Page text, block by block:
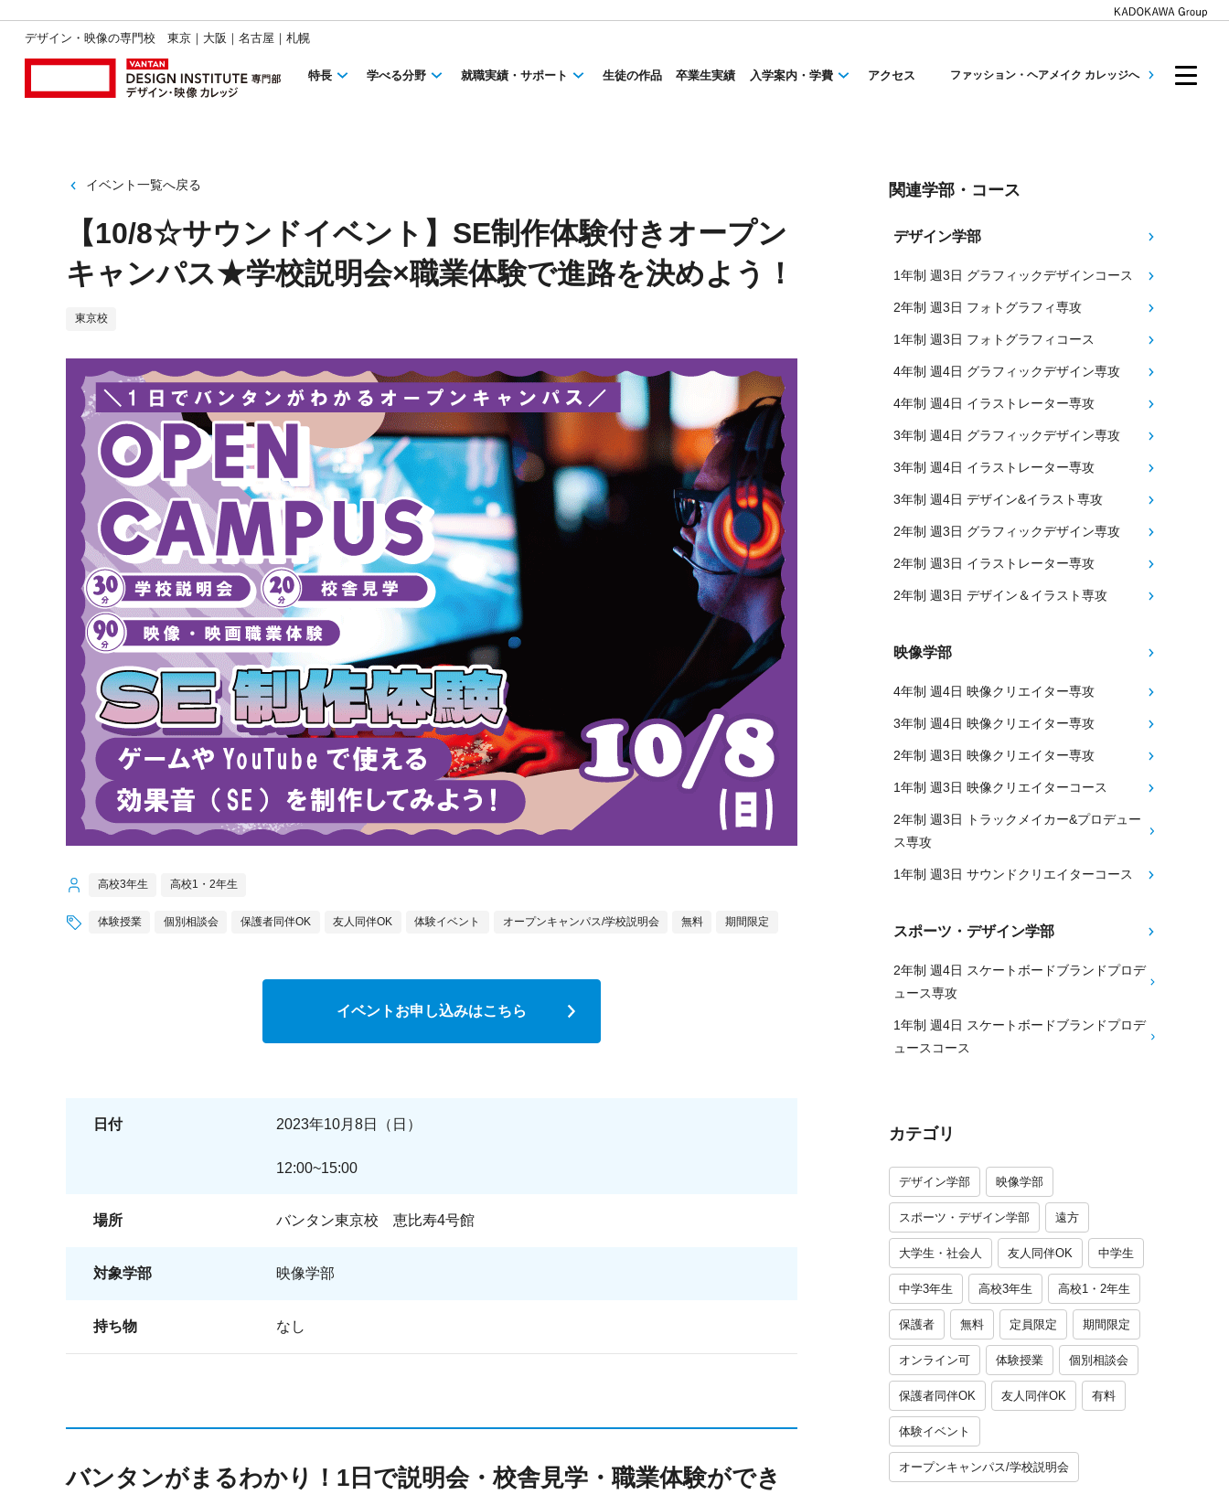
デザイン・映像の専門校 東京｜大阪｜名古屋｜札幌
特長 学べる分野 就職実績・サポート 生徒の作品 卒業生実績 入学案内・学費 アクセス ファッション・ヘアメイク カレッジへ
イベント一覧へ戻る
【10/8☆サウンドイベント】SE制作体験付きオープン
キャンパス★学校説明会×職業体験で進路を決めよう！
東京校
高校3年生 高校1・2年生
体験授業 個別相談会 保護者同伴OK 友人同伴OK 体験イベント オープンキャンパス/学校説明会 無料 期間限定
イベントお申し込みはこちら
日付 2023年10月8日（日）
12:00~15:00
場所 バンタン東京校 恵比寿4号館
対象学部 映像学部
持ち物 なし
バンタンがまるわかり！1日で説明会・校舎見学・職業体験ができ
関連学部・コース
デザイン学部
1年制 週3日 グラフィックデザインコース
2年制 週3日 フォトグラフィ専攻
1年制 週3日 フォトグラフィコース
4年制 週4日 グラフィックデザイン専攻
4年制 週4日 イラストレーター専攻
3年制 週4日 グラフィックデザイン専攻
3年制 週4日 イラストレーター専攻
3年制 週4日 デザイン&イラスト専攻
2年制 週3日 グラフィックデザイン専攻
2年制 週3日 イラストレーター専攻
2年制 週3日 デザイン＆イラスト専攻
映像学部
4年制 週4日 映像クリエイター専攻
3年制 週4日 映像クリエイター専攻
2年制 週3日 映像クリエイター専攻
1年制 週3日 映像クリエイターコース
2年制 週3日 トラックメイカー&プロデュー
ス専攻
1年制 週3日 サウンドクリエイターコース
スポーツ・デザイン学部
2年制 週4日 スケートボードブランドプロデ
ュース専攻
1年制 週4日 スケートボードブランドプロデ
ュースコース
カテゴリ
デザイン学部 映像学部
スポーツ・デザイン学部 遠方
大学生・社会人 友人同伴OK 中学生
中学3年生 高校3年生 高校1・2年生
保護者 無料 定員限定 期間限定
オンライン可 体験授業 個別相談会
保護者同伴OK 友人同伴OK 有料
体験イベント
オープンキャンパス/学校説明会